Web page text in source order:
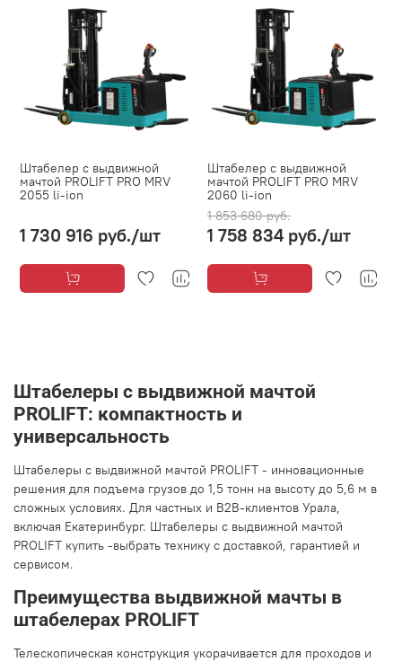
Штабелер с выдвижной
мачтой PROLIFT PRO MRV
2055 li-ion
1 730 916 руб./шт
Штабелер с выдвижной
мачтой PROLIFT PRO MRV
2060 li-ion
1 853 680 руб.
1 758 834 руб./шт
Штабелеры с выдвижной мачтой
PROLIFT: компактность и
универсальность
Штабелеры с выдвижной мачтой PROLIFT - инновационные
решения для подъема грузов до 1,5 тонн на высоту до 5,6 м в
сложных условиях. Для частных и B2B-клиентов Урала,
включая Екатеринбург. Штабелеры с выдвижной мачтой
PROLIFT купить -выбрать технику с доставкой, гарантией и
сервисом.
Преимущества выдвижной мачты в
штабелерах PROLIFT
Телескопическая конструкция укорачивается для проходов и